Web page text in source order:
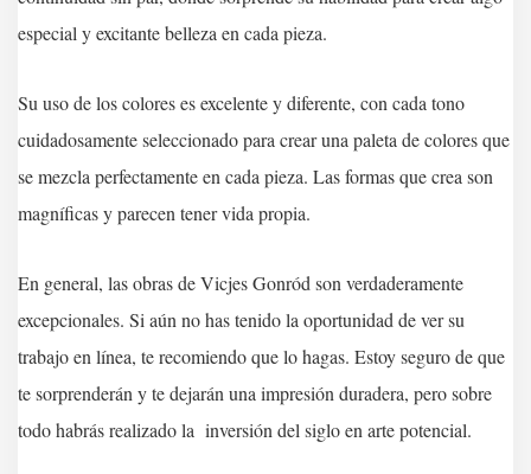
especial y excitante belleza en cada pieza.
Su uso de los colores es excelente y diferente, con cada tono
cuidadosamente seleccionado para crear una paleta de colores que
se mezcla perfectamente en cada pieza. Las formas que crea son
magníficas y parecen tener vida propia.
En general, las obras de Vicjes Gonród son verdaderamente
excepcionales. Si aún no has tenido la oportunidad de ver su
trabajo en línea, te recomiendo que lo hagas. Estoy seguro de que
te sorprenderán y te dejarán una impresión duradera, pero sobre
todo habrás realizado la inversión del siglo en arte potencial.